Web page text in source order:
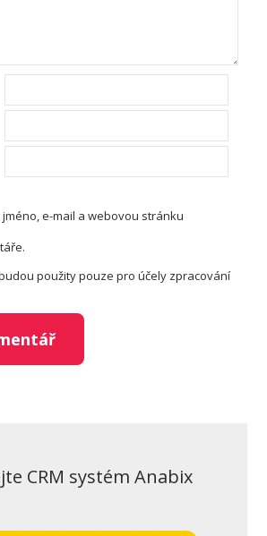
e-mail a webovou stránku
použity pouze pro účely zpracování
CRM systém Anabix